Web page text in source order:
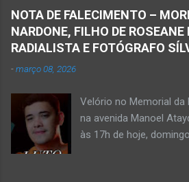
foto em que apreciava
em Mato Verde, pouco
afogar e depois vir a
socorrem estudante
cachoeira em Mato
28 de abril de 2026.
– O que seria um dia
NOTA DE FALECIMENTO –
NARDONE, FILHO DE ROSEANE
RADIALISTA E FOTÓGRAFO
-março 08, 2026
Velório no Memorial da
na avenida Manoel
às 17h de hoje,
da rodovia MG-401,